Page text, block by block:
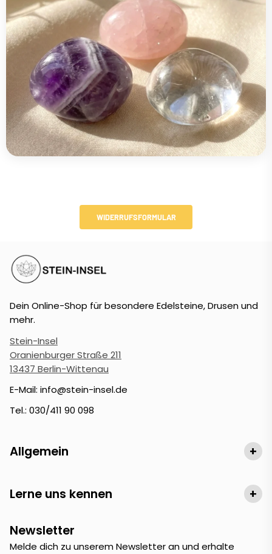
WIDERRUFSFORMULAR
Dein Online-Shop für besondere Edelsteine, Drusen und
mehr.
Stein-Insel
Oranienburger Straße 211
13437 Berlin-Wittenau
E-Mail: info@stein-insel.de
Tel.: 030/411 90 098
Allgemein +
Lerne uns kennen +
Newsletter
Melde dich zu unserem Newsletter an und erhalte